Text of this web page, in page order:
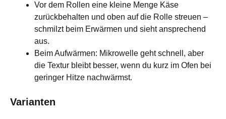
Vor dem Rollen eine kleine Menge Käse
zurückbehalten und oben auf die Rolle streuen –
schmilzt beim Erwärmen und sieht ansprechend
aus.
Beim Aufwärmen: Mikrowelle geht schnell, aber
die Textur bleibt besser, wenn du kurz im Ofen bei
geringer Hitze nachwärmst.
Varianten